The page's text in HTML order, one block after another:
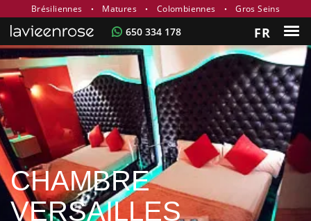
Brésiliennes Matures Colombiennes Gros Seins
FR
650 334 178
CHAMBRE
VERSAILLES